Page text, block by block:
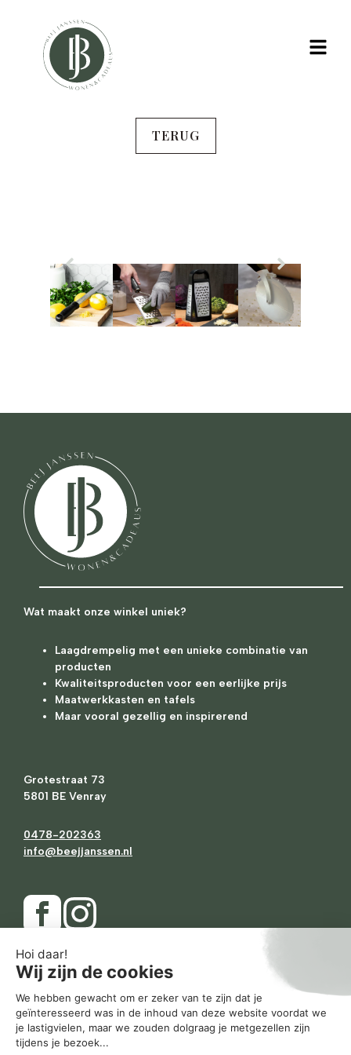
TERUG
Wat maakt onze winkel uniek?
Laagdrempelig met een unieke combinatie van
producten
Kwaliteitsproducten voor een eerlijke prijs
Maatwerkkasten en tafels
Maar vooral gezellig en inspirerend
Grotestraat 73
5801 BE Venray
0478-202363
info@beejjanssen.nl
Ma
Gesloten
Di
10.00 -
17.30
Wo
10.00